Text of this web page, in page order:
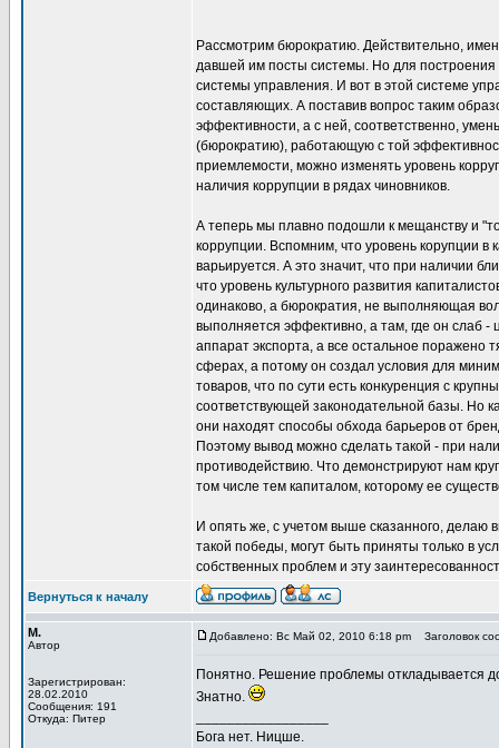
Рассмотрим бюрократию. Действительно,
давшей им посты системы. Но для построения
системы управления. И вот в этой системе
составляющих. А поставив вопрос таким
эффективности, а с ней, соответственно,
(бюрократию), работающую с той
приемлемости, можно изменять уровень
наличия коррупции в рядах чиновников.
А теперь мы плавно подошли к мещанству и
коррупции. Вспомним, что уровень корупции в
варьируется. А это значит, что при наличии
что уровень культурного развития
одинаково, а бюрократия, не выполняющая
выполняется эффективно, а там, где он слаб
аппарат экспорта, а все остальное поражено
сферах, а потому он создал условия для
товаров, что по сути есть конкуренция с
соответствующей законодательной базы. Но
они находят способы обхода барьеров от
Поэтому вывод можно сделать такой - при
противодействию. Что демонстрируют нам
том числе тем капиталом, которому ее
И опять же, с учетом выше сказанного,
такой победы, могут быть приняты только в
собственных проблем и эту
Вернуться к началу
М.
Автор
Зарегистрирован:
28.02.2010
Сообщения: 191
Откуда: Питер
Добавлено: Вс Май 02, 2010 6:18 pm Заголовок
Понятно. Решение проблемы откладывается
Знатно.
Бога нет. Ницше.